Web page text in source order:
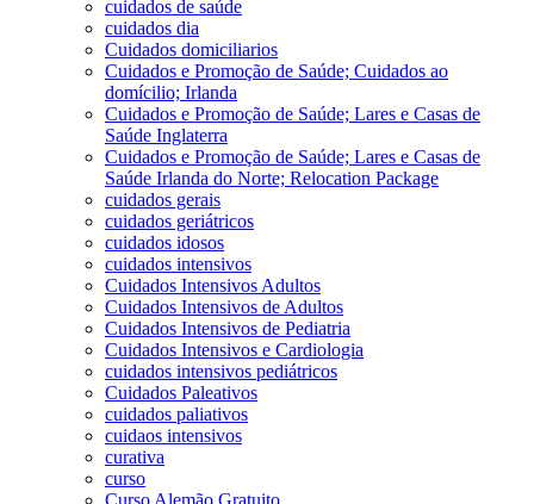
cuidados de saúde
cuidados dia
Cuidados domiciliarios
Cuidados e Promoção de Saúde; Cuidados ao
domícilio; Irlanda
Cuidados e Promoção de Saúde; Lares e Casas de
Saúde Inglaterra
Cuidados e Promoção de Saúde; Lares e Casas de
Saúde Irlanda do Norte; Relocation Package
cuidados gerais
cuidados geriátricos
cuidados idosos
cuidados intensivos
Cuidados Intensivos Adultos
Cuidados Intensivos de Adultos
Cuidados Intensivos de Pediatria
Cuidados Intensivos e Cardiologia
cuidados intensivos pediátricos
Cuidados Paleativos
cuidados paliativos
cuidaos intensivos
curativa
curso
Curso Alemão Gratuito